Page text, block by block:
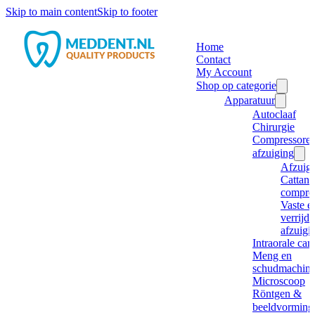
Skip to main contentSkip to footer
Home
Contact
My Account
Shop op categorie
Apparatuur
Autoclaaf
Chirurgie
afzuiging
Cattani
Vaste
Intraorale
Meng en
Microscoop
Röntgen &
beeldvorming